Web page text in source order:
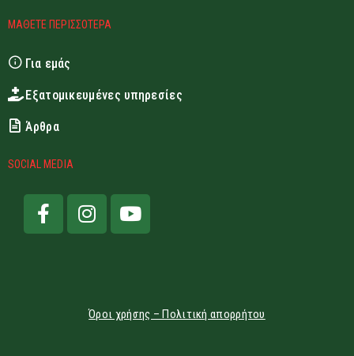
ΜΑΘΕΤΕ ΠΕΡΙΣΣΟΤΕΡΑ
Για εμάς
Εξατομικευμένες υπηρεσίες
Άρθρα
SOCIAL MEDIA
Όροι χρήσης – Πολιτική απορρήτου